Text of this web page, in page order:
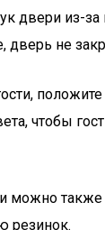
двери из-
дверь не
чтобы
можно
резинок.